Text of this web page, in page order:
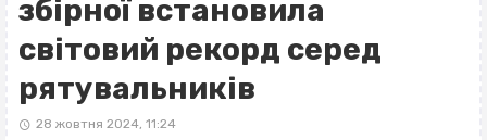
збірної встановила
світовий рекорд серед
рятувальників
28 жовтня 2024, 11:24